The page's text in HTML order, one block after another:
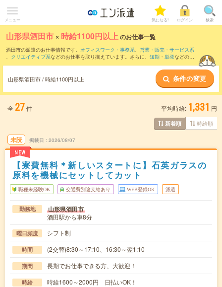
メニュー 気になる! ログイン 検索
山形県酒田市 × 時給1100円以上のお仕事一覧
酒田市の派遣のお仕事情報です。 オフィスワーク・事務系、 営業・販売・サービス系
、 クリエイティブ系などのお仕事を取り揃えています。さらに、 短期 ・ 単発などの期
山形県酒田市 / 時給1100円以上 条件の変更
全 27件 平均時給: 1,331 円
新着順 時給順
未読
NEW
掲載日 2026/08/07
【寮費無料＊新しいスタートに】石英ガラスの
原料を機械にセットしてカット
職種未経験OK 交通費別途支給あり WEB登録OK 派遣
勤務地 山形県酒田市
酒田駅から車8分
曜日頻度 シフト制
時間 (2交替)8:30～17:10、16:30～翌1:10
期間 長期でお仕事できる方、大歓迎！
時給 時給1600～2000円 日払いOK！